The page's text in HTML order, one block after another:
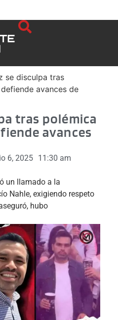
se disculpa tras
avances de
tras polémica
avances
6, 2025 11:30 am
un llamado a la
Nahle, exigiendo respeto
hubo